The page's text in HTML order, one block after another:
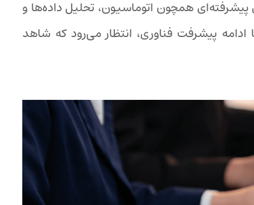
همچون اتوماسیون، تحلیل داده‌ها و
پیشرفت فناوری، انتظار می‌رود که شاهد